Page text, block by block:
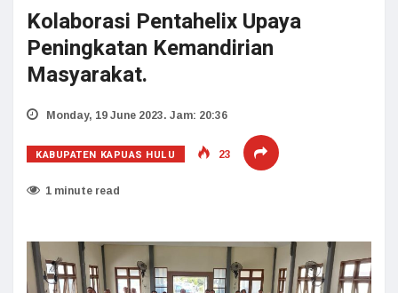
Kolaborasi Pentahelix Upaya
Peningkatan Kemandirian
Masyarakat.
Monday, 19 June 2023. Jam: 20:36
KABUPATEN KAPUAS HULU 23
1 minute read